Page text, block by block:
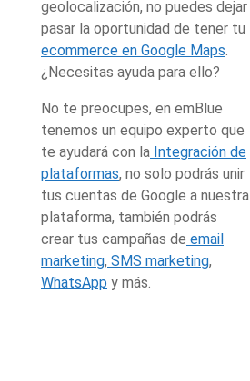
geolocalización, no puedes dejar
pasar la oportunidad de tener tu
ecommerce en Google Maps.
¿Necesitas ayuda para ello?
No te preocupes, en emBlue
tenemos un equipo experto que
te ayudará con la Integración de
plataformas, no solo podrás unir
tus cuentas de Google a nuestra
plataforma, también podrás
crear tus campañas de email
marketing, SMS marketing,
WhatsApp y más.